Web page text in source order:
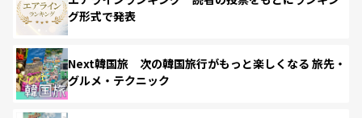
グ形式で発表
Next韓国旅 次の韓国旅行がもっと楽しくなる 旅先・
グルメ・テクニック